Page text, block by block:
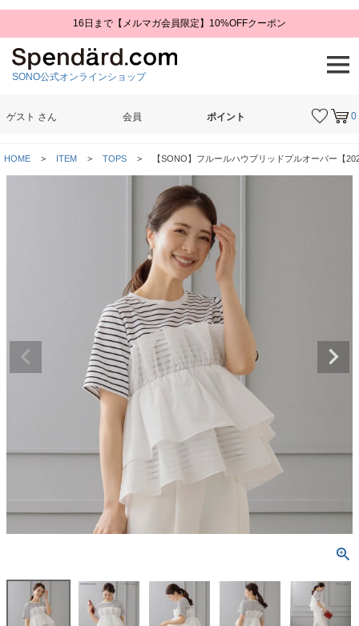
16日まで【メルマガ会員限定】10%OFFクーポン
SONO公式オンラインショップ
0
ゲスト さん 会員 ポイント
HOME ITEM TOPS 【SONO】フルールハウブリッドプルオーバー【